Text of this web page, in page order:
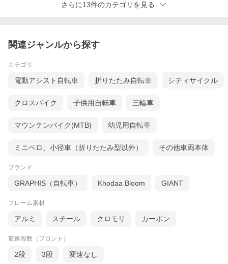
しができないお品となります。予めご了承ください。
さらに13件のカテゴリを見る
関連ジャンルから探す
カテゴリ
電動アシスト自転車 折りたたみ自転車 シティサイクル
クロスバイク 子供用自転車 三輪車
マウンテンバイク(MTB) 幼児用自転車
ミニベロ、小径車（折りたたみ型以外） その他車両本体
ブランド
GRAPHIS（自転車） Khodaa Bloom GIANT
フレーム素材
アルミ スチール クロモリ カーボン
変速段数（フロント）
2段 3段 変速なし